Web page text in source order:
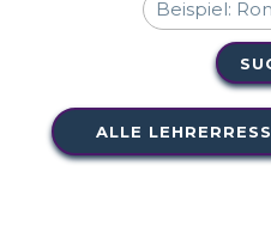
ALLE